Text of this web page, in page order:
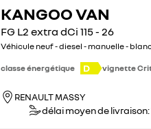
KANGOO VAN
FG L2 extra dCi 115 - 26
Véhicule neuf - diesel - manuelle -
classe énergétique D vignette
RENAULT MASSY
délai moyen de livraison: